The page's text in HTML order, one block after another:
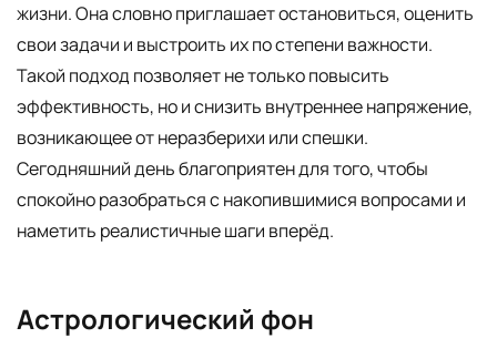
жизни. Она словно приглашает остановиться, оценить
свои задачи и выстроить их по степени важности.
Такой подход позволяет не только повысить
эффективность, но и снизить внутреннее напряжение,
возникающее от неразберихи или спешки.
Сегодняшний день благоприятен для того, чтобы
спокойно разобраться с накопившимися вопросами и
наметить реалистичные шаги вперёд.
Астрологический фон